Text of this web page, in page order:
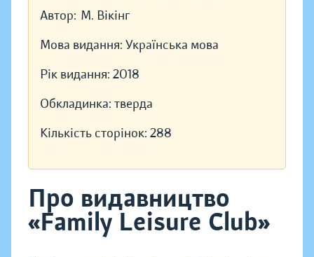
Автор: М. Вікінг
Мова видання: Українська мова
Рік видання: 2018
Обкладинка: тверда
Кількість сторінок: 288
Про видавництво
«Family Leisure Club»